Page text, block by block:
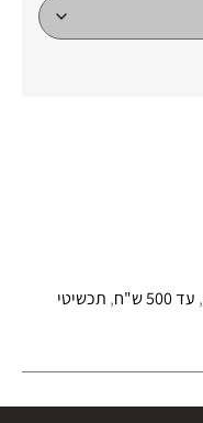
, עד 500 ש"ח , תכשיטי